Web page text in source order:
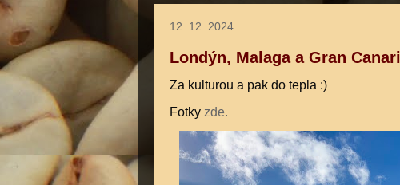
12. 12. 2024
Londýn, Malaga a Gran
Za kulturou a pak do tepla :)
Fotky zde.